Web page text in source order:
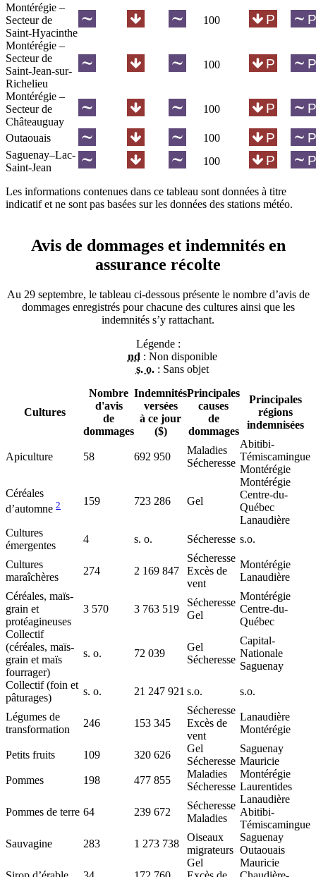
Montérégie –
Secteur de
Saint-Hyacinthe
100
Montérégie –
Secteur de
Saint-Jean-sur-
Richelieu
100
Montérégie –
Secteur de
Châteauguay
100
Outaouais
100
Saguenay–Lac-
Saint-Jean
100
Les informations contenues dans ce tableau sont données à titre
indicatif et ne sont pas basées sur les données des stations météo.
Avis de dommages et indemnités en
assurance récolte
Au 29 septembre, le tableau ci-dessous présente le nombre d’avis de
dommages enregistrés pour chacune des cultures ainsi que les
indemnités s’y rattachant.
Légende :
nd : Non disponible
s. o.: Sans objet
Cultures
Nombre
d'avis
de
dommages
Indemnités
versées
à ce jour
($)
Principales
causes
de
dommages
Principales
régions
indemnisées
Apiculture 58 692 950
Maladies
Sécheresse
Abitibi-
Témiscamingue
Montérégie
Céréales
d’automne 2 159 723 286 Gel
Montérégie
Centre-du-
Québec
Lanaudière
Cultures
émergentes
4 s. o. Sécheresse s.o.
Cultures
maraîchères
274 2 169 847
Sécheresse
Excès de
vent
Montérégie
Lanaudière
Céréales, maïs-
grain et
protéagineuses
3 570 3 763 519
Sécheresse
Gel
Montérégie
Centre-du-
Québec
Collectif
(céréales, maïs-
grain et maïs
fourrager)
s. o. 72 039
Gel
Sécheresse
Capital-
Nationale
Saguenay
Collectif (foin et
pâturages)
s. o. 21 247 921 s.o. s.o.
Légumes de
transformation
246 153 345
Sécheresse
Excès de
vent
Lanaudière
Montérégie
Petits fruits 109 320 626
Gel
Sécheresse
Saguenay
Mauricie
Pommes
198 477 855
Maladies
Sécheresse
Montérégie
Laurentides
Pommes de terre 64 239 672
Sécheresse
Maladies
Lanaudière
Abitibi-
Témiscamingue
Sauvagine
283 1 273 738
Oiseaux
migrateurs
Saguenay
Outaouais
Gel
Mauricie